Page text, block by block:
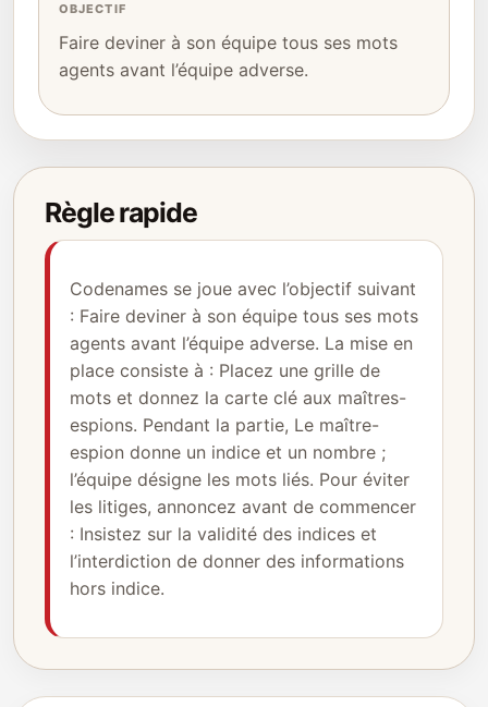
OBJECTIF
Faire deviner à son équipe tous ses mots
agents avant l’équipe adverse.
Règle rapide
Codenames se joue avec l’objectif suivant
: Faire deviner à son équipe tous ses mots
agents avant l’équipe adverse. La mise en
place consiste à : Placez une grille de
mots et donnez la carte clé aux maîtres-
espions. Pendant la partie, Le maître-
espion donne un indice et un nombre ;
l’équipe désigne les mots liés. Pour éviter
les litiges, annoncez avant de commencer
: Insistez sur la validité des indices et
l’interdiction de donner des informations
hors indice.